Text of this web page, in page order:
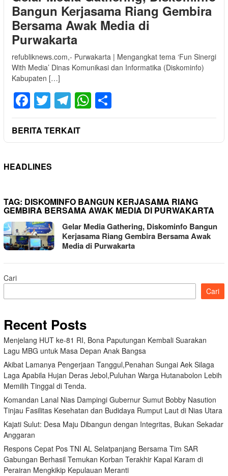
Bangun Kerjasama Riang Gembira
Bersama Awak Media di
Purwakarta
refubliknews.com,- Purwakarta | Mengangkat tema ‘Fun Sinergi
With Media’ Dinas Komunikasi dan Informatika (Diskominfo)
Kabupaten […]
Facebook
Twitter
Telegram
WhatsApp
BERITA TERKAIT
HEADLINES
TAG: DISKOMINFO BANGUN KERJASAMA RIANG
GEMBIRA BERSAMA AWAK MEDIA DI PURWAKARTA
Gelar Media Gathering, Diskominfo Bangun
Kerjasama Riang Gembira Bersama Awak
Media di Purwakarta
Cari
Cari
Recent Posts
Menjelang HUT ke-81 RI, Bona Paputungan Kembali Suarakan
Lagu MBG untuk Masa Depan Anak Bangsa
Akibat Lamanya Pengerjaan Tanggul,Penahan Sungai Aek Silaga
Laga Apabila Hujan Deras Jebol,Puluhan Warga Hutanabolon Lebih
Memilih Tinggal di Tenda.
Komandan Lanal Nias Dampingi Gubernur Sumut Bobby Nasution
Tinjau Fasilitas Kesehatan dan Budidaya Rumput Laut di Nias Utara
Kajati Sulut: Desa Maju Dibangun dengan Integritas, Bukan Sekadar
Anggaran
Respons Cepat Pos TNI AL Selatpanjang Bersama Tim SAR
Gabungan Berhasil Temukan Korban Terakhir Kapal Karam di
Perairan Mengkikip Kepulauan Meranti